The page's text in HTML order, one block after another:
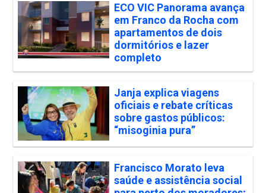
ECO VIC Panorama avança
em Franco da Rocha com
apartamentos de dois
dormitórios e lazer
completo
Janja explica viagens
oficiais e rebate críticas
sobre gastos públicos:
“misoginia pura”
Francisco Morato leva
saúde e assistência social